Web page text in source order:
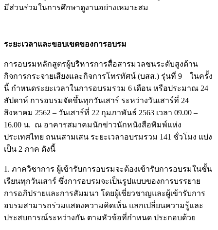
มีส่วนร่วมในการศึกษาดูงานอย่างเหมาะสม
ระยะเวลาและขอบเขตของการอบรม
การอบรมหลักสูตรผู้บริหารการสื่อสารมวลชนระดับสูงด้าน
กิจการกระจายเสียงและกิจการโทรทัศน์ (บสส.) รุ่นที่ 9 ในครั้ง
นี้ กำหนดระยะเวลาในการอบรมรวม 6 เดือน หรือประมาณ 24
สัปดาห์ การอบรมจัดขึ้นทุกวันเสาร์ ระหว่างวันเสาร์ที่ 24
สิงหาคม 2562 – วันเสาร์ที่ 22 กุมภาพันธ์ 2563 เวลา 09.00 –
16.00 น. ณ อาคารสมาคมนักข่าวนักหนังสือพิมพ์แห่ง
ประเทศไทย ถนนสามเสน ระยะเวลาอบรมรวม 141 ชั่วโมง แบ่ง
เป็น 2 ภาค ดังนี้
1. ภาควิชาการ ผู้เข้ารับการอบรมจะต้องเข้ารับการอบรมในชั้น
เรียนทุกวันเสาร์ ซึ่งการอบรมจะเป็นรูปแบบของการบรรยาย
การอภิปรายและการสัมมนา โดยผู้เชี่ยวชาญและผู้เข้ารับการ
อบรมสามารถร่วมแสดงความคิดเห็น แลกเปลี่ยนความรู้และ
ประสบการณ์ระหว่างกัน ตามหัวข้อที่กำหนด ประกอบด้วย